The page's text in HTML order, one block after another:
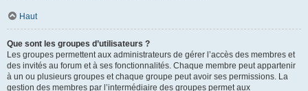
Haut
Que sont les groupes d’utilisateurs ?
Les groupes permettent aux administrateurs de gérer l’accès des membres et
des invités au forum et à ses fonctionnalités. Chaque membre peut appartenir
à un ou plusieurs groupes et chaque groupe peut avoir ses permissions. La
gestion des membres par l’intermédiaire des groupes permet aux